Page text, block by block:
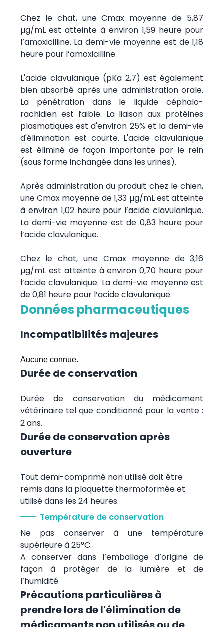
Chez le chat, une Cmax moyenne de 5,87
µg/mL est atteinte à environ 1,59 heure pour
l’amoxicilline. La demi-vie moyenne est de 1,18
heure pour l’amoxicilline.
L'acide clavulanique (pKa 2,7) est également
bien absorbé après une administration orale.
La pénétration dans le liquide céphalo-
rachidien est faible. La liaison aux protéines
plasmatiques est d'environ 25% et la demi-vie
d'élimination est courte. L'acide clavulanique
est éliminé de façon importante par le rein
(sous forme inchangée dans les urines).
Après administration du produit chez le chien,
une Cmax moyenne de 1,33 µg/mL est atteinte
à environ 1,02 heure pour l’acide clavulanique.
La demi-vie moyenne est de 0,83 heure pour
l’acide clavulanique.
Chez le chat, une Cmax moyenne de 3,16
µg/mL est atteinte à environ 0,70 heure pour
l’acide clavulanique. La demi-vie moyenne est
de 0,81 heure pour l’acide clavulanique.
Données pharmaceutiques
Incompatibilités majeures
Aucune connue.
Durée de conservation
Durée de conservation du médicament
vétérinaire tel que conditionné pour la vente :
2 ans.
Durée de conservation après
ouverture
Tout demi-comprimé non utilisé doit être
remis dans la plaquette thermoformée et
utilisé dans les 24 heures.
Température de conservation
Ne pas conserver à une température
supérieure à 25°C.
A conserver dans l’emballage d’origine de
façon à protéger de la lumière et de
l’humidité.
Précautions particulières à
prendre lors de l'élimination de